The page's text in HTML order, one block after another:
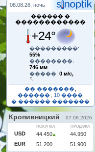
08.08.26, ночь
������ �
������������
+24°
���������:
55%
��������:
746 мм
�����: 0 м/с,
�� �������
������
10 ����
� ������ �������